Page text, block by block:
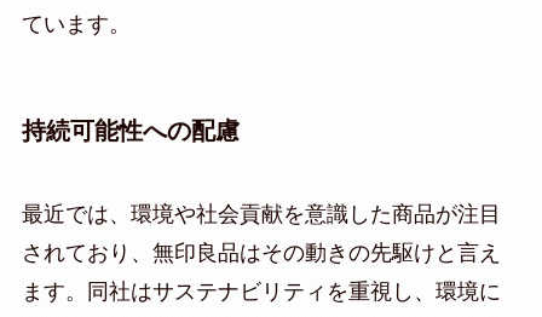
ています。
持続可能性への配慮
最近では、環境や社会貢献を意識した商品が注目
されており、無印良品はその動きの先駆けと言え
ます。同社はサステナビリティを重視し、環境に